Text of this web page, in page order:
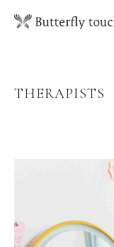
THERAPISTS